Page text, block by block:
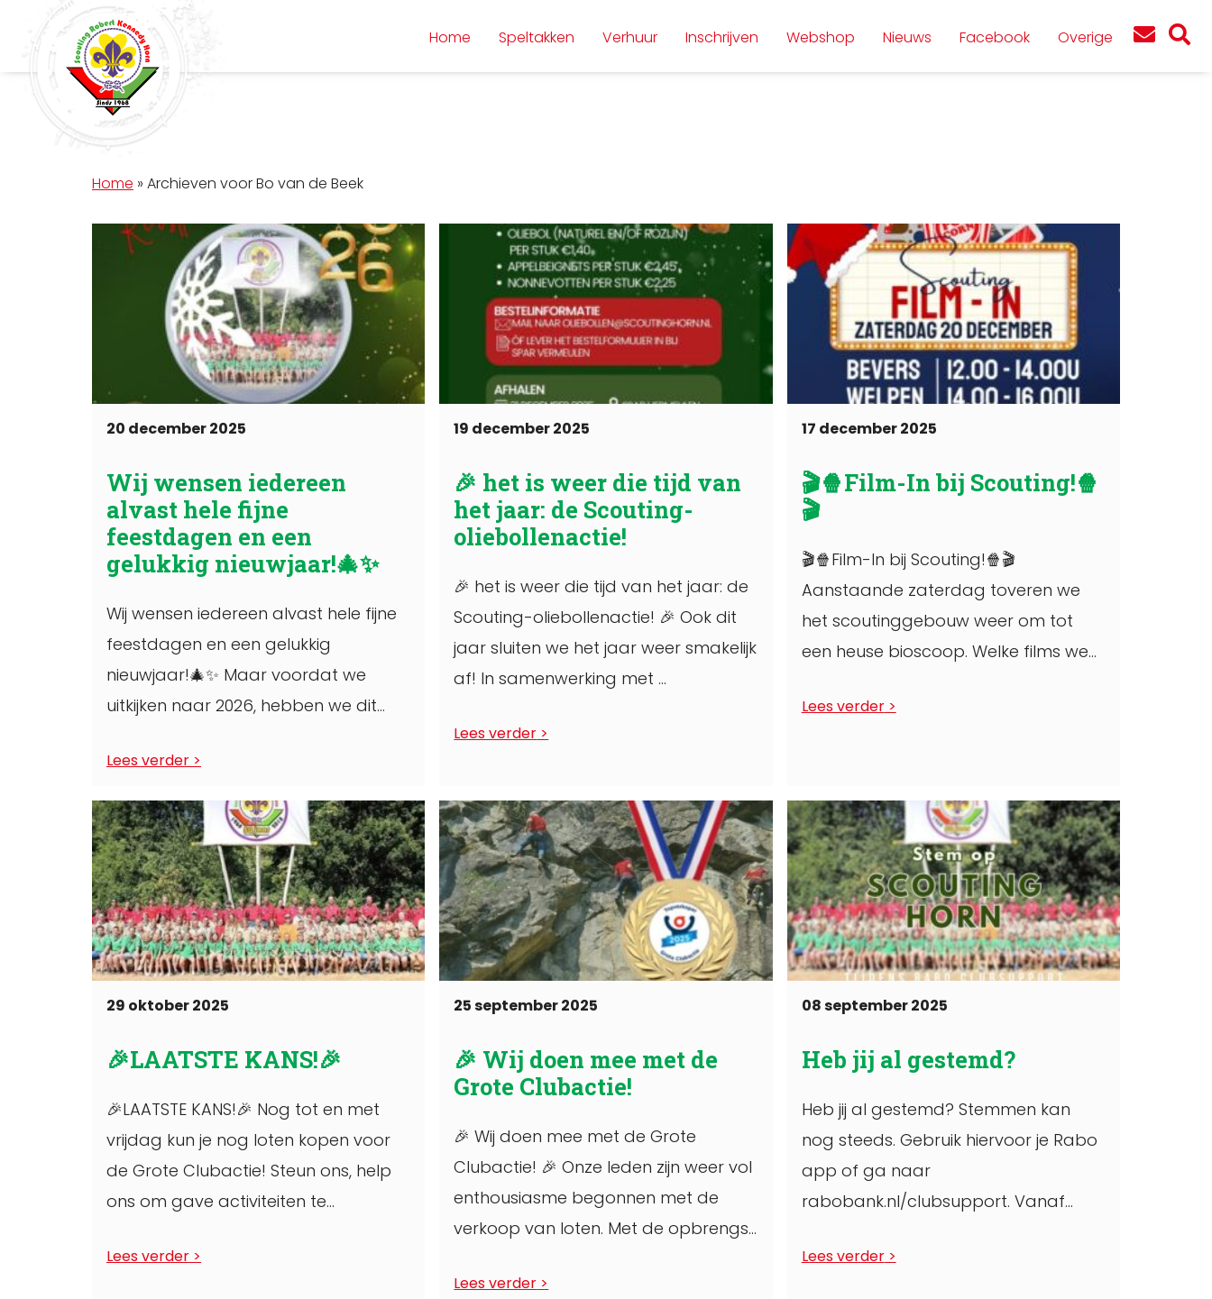
Home Speltakken Verhuur Inschrijven Webshop Nieuws Facebook Overige
Home » Archieven voor Bo van de Beek
20 december 2025
Wij wensen iedereen
alvast hele fijne
feestdagen en een
gelukkig nieuwjaar!🎄✨️
Wij wensen iedereen alvast hele fijne
feestdagen en een gelukkig
nieuwjaar!🎄✨️ Maar voordat we
uitkijken naar 2026, hebben we dit
Lees verder
19 december 2025
🎉 het is weer die tijd van
het jaar: de Scouting-
oliebollenactie!
🎉 het is weer die tijd van het jaar: de
Scouting-oliebollenactie! 🎉 Ook dit
jaar sluiten we het jaar weer smakelijk
af! In samenwerking met ...
Lees verder
17 december 2025
🎬🍿Film-In bij Scouting!🍿
🎬
🎬🍿Film-In bij Scouting!🍿🎬
Aanstaande zaterdag toveren we
het scoutinggebouw weer om tot
een heuse bioscoop. Welke films we
Wat ...
Lees verder
29 oktober 2025
🎉LAATSTE KANS!🎉
🎉LAATSTE KANS!🎉 Nog tot en met
vrijdag kun je nog loten kopen voor
de Grote Clubactie! Steun ons, help
ons om gave activiteiten te
Lees verder
25 september 2025
🎉 Wij doen mee met de
Grote Clubactie!
🎉 Wij doen mee met de Grote
Clubactie! 🎉 Onze leden zijn weer vol
enthousiasme begonnen met de
verkoop van loten. Met de opbrengst
Lees verder
08 september 2025
Heb jij al gestemd?
Heb jij al gestemd? Stemmen kan
nog steeds. Gebruik hiervoor je Rabo
app of ga naar
rabobank.nl/clubsupport. Vanaf
worden tijdens ...
Lees verder